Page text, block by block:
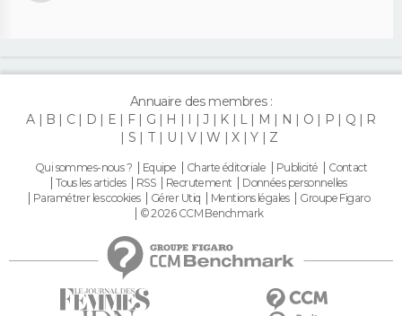
Annuaire des membres :
A
B C D E F G H I J K L M N O P Q
R
S
T U V W X Y Z
Qui sommes-nous ? Equipe Charte éditoriale Publicité
Contact
Tous les articles
RSS Recrutement
Données personnelles
Paramétrer les cookies
Gérer Utiq Mentions légales
Groupe Figaro
© 2026 CCM Benchmark